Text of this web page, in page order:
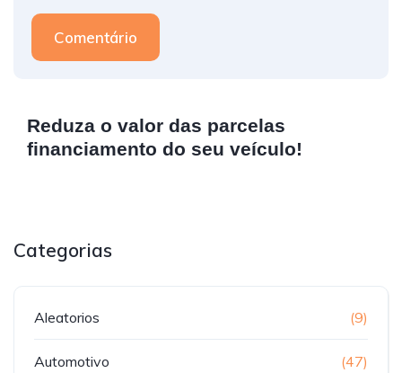
Comentário
Reduza o valor das parcelas
financiamento do seu veículo!
Categorias
Aleatorios (9)
Automotivo (47)